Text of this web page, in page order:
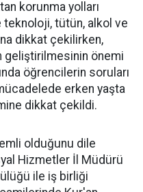
korunma yolları
teknoloji, tütün, alkol ve
dikkat çekilirken,
geliştirilmesinin önemi
öğrencilerin soruları
mücadelede erken yaşta
dikkat çekildi.
olduğunu dile
Hizmetler İl Müdürü
ile iş birliği